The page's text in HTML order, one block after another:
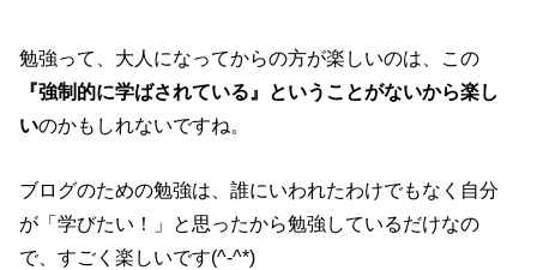
勉強って、大人になってからの方が楽しいのは、この
『強制的に学ばされている』ということがないから楽し
いのかもしれないですね。
ブログのための勉強は、誰にいわれたわけでもなく自分
が「学びたい！」と思ったから勉強しているだけなの
で、すごく楽しいです(^-^*)